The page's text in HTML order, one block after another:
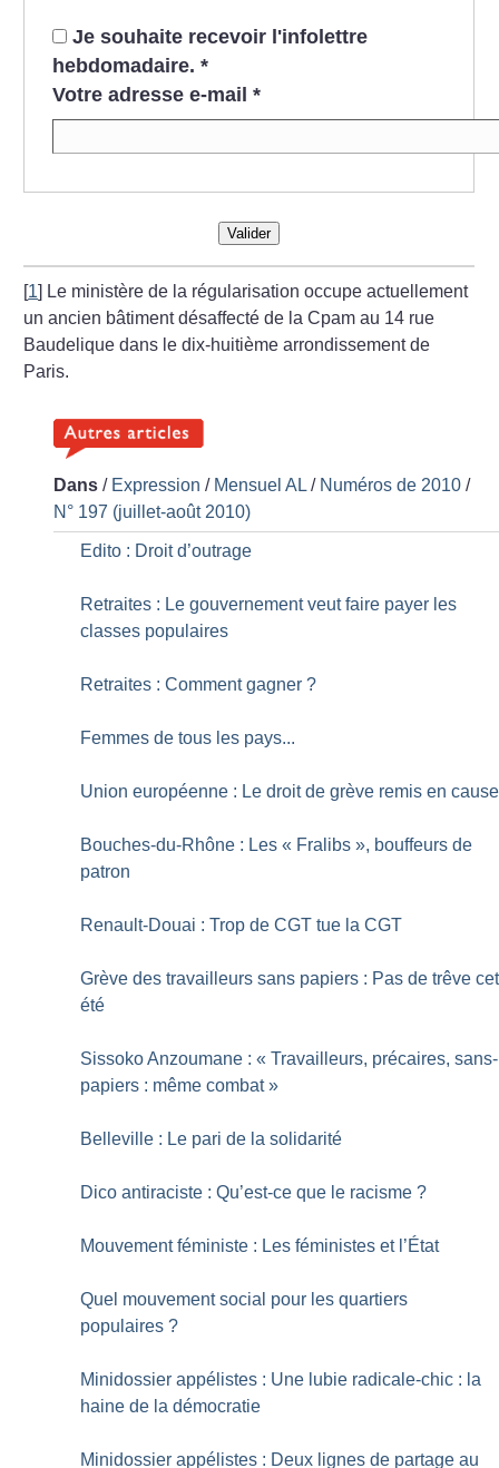
Je souhaite recevoir l'infolettre
hebdomadaire. *
Votre adresse e-mail *
Valider
[1] Le ministère de la régularisation occupe actuellement
un ancien bâtiment désaffecté de la Cpam au 14 rue
Baudelique dans le dix-huitième arrondissement de
Paris.
Dans / Expression / Mensuel AL / Numéros de 2010 /
N° 197 (juillet-août 2010)
Edito : Droit d’outrage
Retraites : Le gouvernement veut faire payer les
classes populaires
Retraites : Comment gagner ?
Femmes de tous les pays...
Union européenne : Le droit de grève remis en cause
Bouches-du-Rhône : Les « Fralibs », bouffeurs de
patron
Renault-Douai : Trop de CGT tue la CGT
Grève des travailleurs sans papiers : Pas de trêve cet
été
Sissoko Anzoumane : « Travailleurs, précaires, sans-
papiers : même combat »
Belleville : Le pari de la solidarité
Dico antiraciste : Qu’est-ce que le racisme ?
Mouvement féministe : Les féministes et l’État
Quel mouvement social pour les quartiers
populaires ?
Minidossier appélistes : Une lubie radicale-chic : la
haine de la démocratie
Minidossier appélistes : Deux lignes de partage au